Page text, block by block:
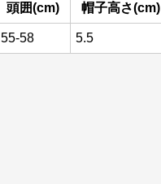
頭囲(cm) 帽子高さ(cm)
55-58 5.5